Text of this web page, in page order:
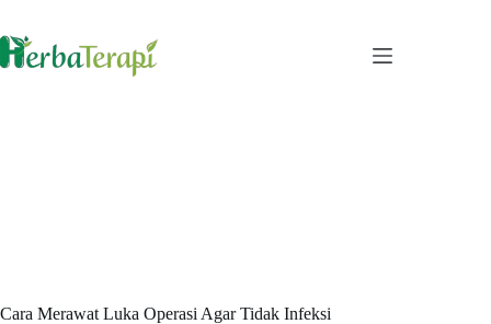
content
Cara Merawat Luka Operasi Agar Tidak Infeksi